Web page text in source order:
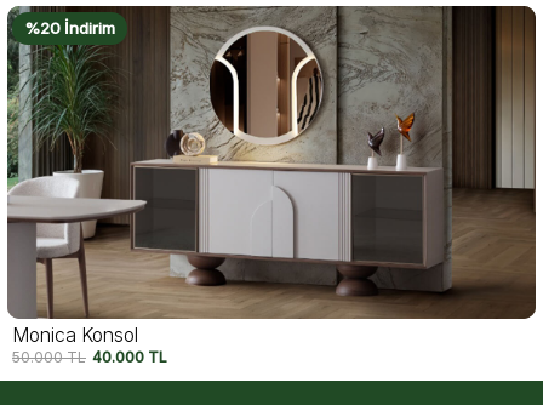
%22 İndirim
Felix Konsol
54.750TL 42.500TL